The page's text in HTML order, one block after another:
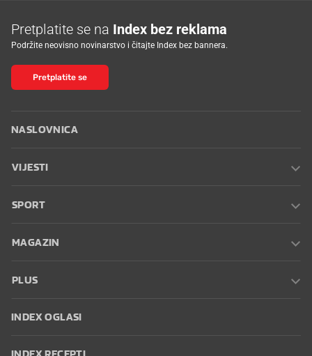
Pretplatite se na Index bez reklama
Podržite neovisno novinarstvo i čitajte Index bez bannera.
Pretplatite se
NASLOVNICA
VIJESTI
SPORT
MAGAZIN
PLUS
INDEX OGLASI